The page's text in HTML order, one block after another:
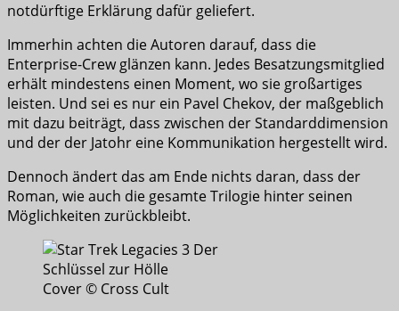
notdürftige Erklärung dafür geliefert.
Immerhin achten die Autoren darauf, dass die
Enterprise-Crew glänzen kann. Jedes Besatzungsmitglied
erhält mindestens einen Moment, wo sie großartiges
leisten. Und sei es nur ein Pavel Chekov, der maßgeblich
mit dazu beiträgt, dass zwischen der Standarddimension
und der der Jatohr eine Kommunikation hergestellt wird.
Dennoch ändert das am Ende nichts daran, dass der
Roman, wie auch die gesamte Trilogie hinter seinen
Möglichkeiten zurückbleibt.
Cover © Cross Cult